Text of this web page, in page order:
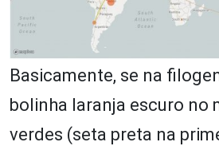
Basicamente, se na
bolinha laranja escuro no
verdes (seta preta na